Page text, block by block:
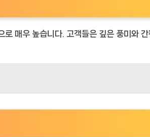
매우 높습니다. 고객들은 깊은 풍미와 간